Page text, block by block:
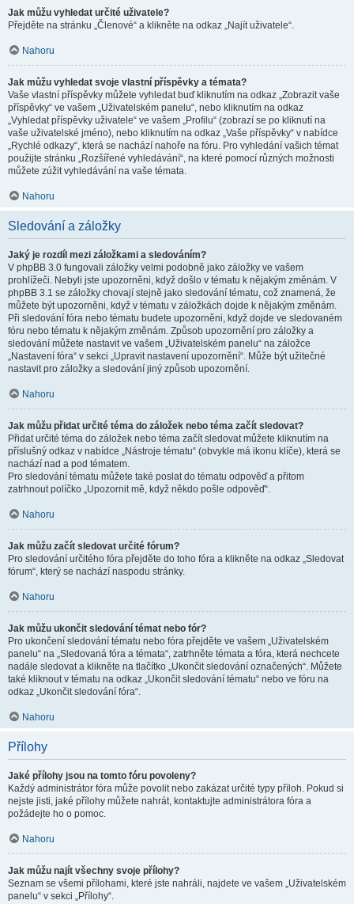
Jak můžu vyhledat určité uživatele?
Přejděte na stránku „Členové“ a klikněte na odkaz „Najít uživatele“.
Nahoru
Jak můžu vyhledat svoje vlastní příspěvky a témata?
Vaše vlastní příspěvky můžete vyhledat buď kliknutím na odkaz „Zobrazit vaše
příspěvky“ ve vašem „Uživatelském panelu“, nebo kliknutím na odkaz
„Vyhledat příspěvky uživatele“ ve vašem „Profilu“ (zobrazí se po kliknutí na
vaše uživatelské jméno), nebo kliknutím na odkaz „Vaše příspěvky“ v nabídce
„Rychlé odkazy“, která se nachází nahoře na fóru. Pro vyhledání vašich témat
použijte stránku „Rozšířené vyhledávání“, na které pomocí různých možnosti
můžete zúžit vyhledávání na vaše témata.
Nahoru
Sledování a záložky
Jaký je rozdíl mezi záložkami a sledováním?
V phpBB 3.0 fungovali záložky velmi podobně jako záložky ve vašem
prohlížeči. Nebyli jste upozorněni, když došlo v tématu k nějakým změnám. V
phpBB 3.1 se záložky chovají stejně jako sledování tématu, což znamená, že
můžete být upozorněni, když v tématu v záložkách dojde k nějakým změnám.
Při sledování fóra nebo tématu budete upozorněni, když dojde ve sledovaném
fóru nebo tématu k nějakým změnám. Způsob upozornění pro záložky a
sledování můžete nastavit ve vašem „Uživatelském panelu“ na záložce
„Nastavení fóra“ v sekci „Upravit nastavení upozornění“. Může být užitečné
nastavit pro záložky a sledování jiný způsob upozornění.
Nahoru
Jak můžu přidat určité téma do záložek nebo téma začít sledovat?
Přidat určité téma do záložek nebo téma začít sledovat můžete kliknutím na
příslušný odkaz v nabídce „Nástroje tématu“ (obvykle má ikonu klíče), která se
nachází nad a pod tématem.
Pro sledování tématu můžete také poslat do tématu odpověď a přitom
zatrhnout políčko „Upozornit mě, když někdo pošle odpověď“.
Nahoru
Jak můžu začít sledovat určité fórum?
Pro sledování určitého fóra přejděte do toho fóra a klikněte na odkaz „Sledovat
fórum“, který se nachází naspodu stránky.
Nahoru
Jak můžu ukončit sledování témat nebo fór?
Pro ukončení sledování tématu nebo fóra přejděte ve vašem „Uživatelském
panelu“ na „Sledovaná fóra a témata“, zatrhněte témata a fóra, která nechcete
nadále sledovat a klikněte na tlačítko „Ukončit sledování označených“. Můžete
také kliknout v tématu na odkaz „Ukončit sledování tématu“ nebo ve fóru na
odkaz „Ukončit sledování fóra“.
Nahoru
Přílohy
Jaké přílohy jsou na tomto fóru povoleny?
Každý administrátor fóra může povolit nebo zakázat určité typy příloh. Pokud si
nejste jisti, jaké přílohy můžete nahrát, kontaktujte administrátora fóra a
požádejte ho o pomoc.
Nahoru
Jak můžu najít všechny svoje přílohy?
Seznam se všemi přílohami, které jste nahráli, najdete ve vašem „Uživatelském
panelu“ v sekci „Přílohy“.